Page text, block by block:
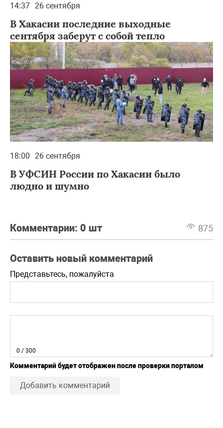
14:37 26 сентября
В Хакасии последние выходные
сентября заберут с собой тепло
18:00 26 сентября
В УФСИН России по Хакасии было
людно и шумно
Комментарии: 0 шт 875
Оставить новый комментарий
Представьтесь, пожалуйста
0 / 300
Комментарий будет отображен после проверки порталом
Добавить комментарий